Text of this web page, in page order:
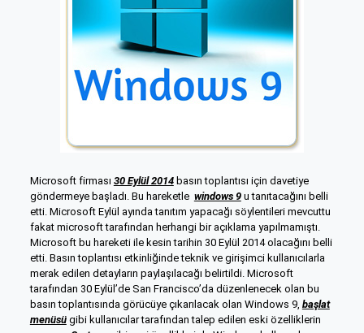
Microsoft firması 30 Eylül 2014basın toplantısı için davetiye
göndermeye başladı. Bu hareketle windows 9u tanıtacağını belli
etti. Microsoft Eylül ayında tanıtım yapacağı söylentileri mevcuttu
fakat microsoft tarafından herhangi bir açıklama yapılmamıştı.
Microsoft bu hareketi ile kesin tarihin 30 Eylül 2014 olacağını belli
etti. Basın toplantısı etkinliğinde teknik ve girişimci kullanıcılarla
merak edilen detayların paylaşılacağı belirtildi. Microsoft
tarafından 30 Eylül’de San Francisco’da düzenlenecek olan bu
basın toplantısında görücüye çıkarılacak olan Windows 9, başlat
menüsügibi kullanıcılar tarafından talep edilen eski özelliklerin